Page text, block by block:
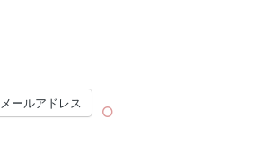
メールアドレス